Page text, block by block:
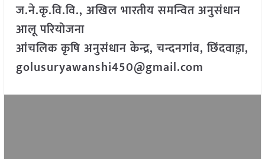
ज.ने.कृ.वि.वि., अखिल भारतीय समन्वित अनुसंधान
आलू परियोजना
आंचलिक कृषि अनुसंधान केन्द्र, चन्दनगांव, छिंदवाड़़ा,
golusuryawanshi450@gmail.com